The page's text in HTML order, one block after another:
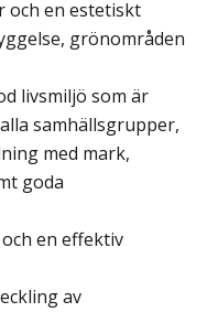
och en estetiskt
grönområden
livsmiljö som är
samhällsgrupper,
med mark,
goda
en effektiv
av